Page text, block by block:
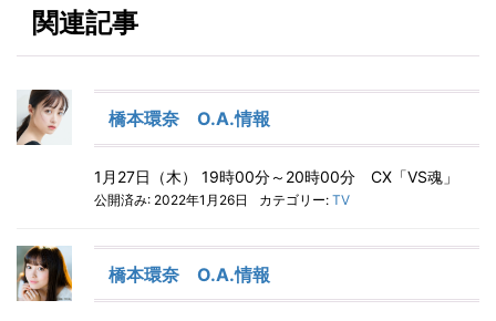
関連記事
橋本環奈 O.A.情報
1月27日（木） 19時00分～20時00分 CX「VS魂」
公開済み: 2022年1月26日 カテゴリー: TV
橋本環奈 O.A.情報